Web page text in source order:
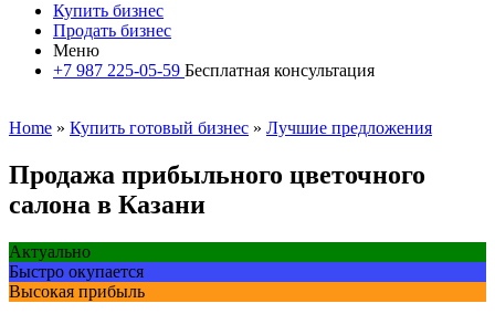
Купить бизнес
Продать бизнес
Меню
+7 987 225-05-59 Бесплатная консультация
Home » Купить готовый бизнес » Лучшие предложения
Продажа прибыльного цветочного
салона в Казани
Актуально
Быстро окупается
Высокая прибыль